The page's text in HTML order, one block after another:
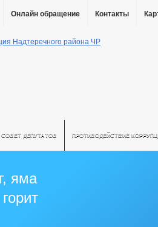
Онлайн обращение Контакты
СОВЕТ ДЕПУТАТОВ ПРОТИВОДЕЙСТВИЕ
яма